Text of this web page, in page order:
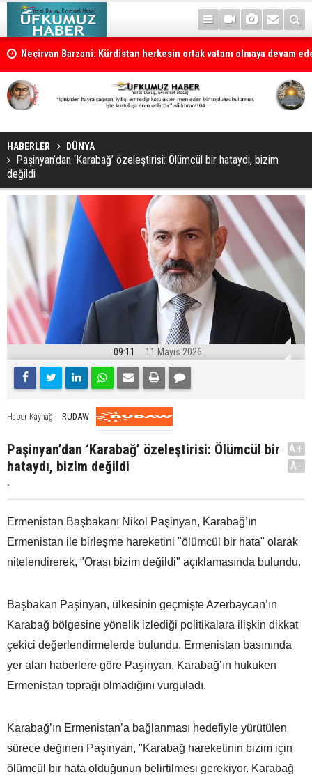
Neçirvan Barzani: Kürdistan herkesin ortak vatanı olmaya devam
HABERLER DÜNYA
Paşinyan’dan ‘Karabağ’ özeleştirisi: Ölümcül bir hataydı, bizim
değildi
09:11 11 Mayıs 2026
Haber Kaynağı RUDAW
Paşinyan’dan ‘Karabağ’ özeleştirisi: Ölümcül bir
hataydı, bizim değildi
.
A+
A-
Ermenistan Başbakanı Nikol Paşinyan, Karabağ’ın
Ermenistan ile birleşme hareketini "ölümcül bir hata" olarak
nitelendirerek, "Orası bizim değildi" açıklamasında bulundu.
Başbakan Paşinyan, ülkesinin geçmişte Azerbaycan’ın
Karabağ bölgesine yönelik izlediği politikalara ilişkin dikkat
çekici değerlendirmelerde bulundu. Ermenistan basınında
yer alan haberlere göre Paşinyan, Karabağ’ın hukuken
Ermenistan toprağı olmadığını vurguladı.
Karabağ’ın Ermenistan’a bağlanması hedefiyle yürütülen
sürece değinen Paşinyan, "Karabağ hareketinin bizim için
ölümcül bir hata olduğunun belirtilmesi gerekiyor. Karabağ